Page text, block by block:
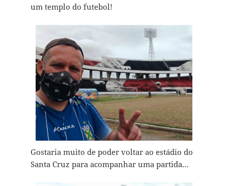
um templo do futebol!
Gostaria muito de poder voltar ao estádio do
Santa Cruz para acompanhar uma partida…